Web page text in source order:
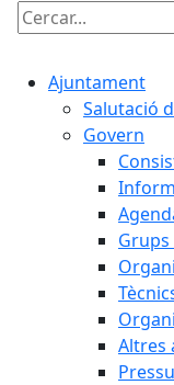
Cercar:
Ajuntament
Salutació
Govern
Altres